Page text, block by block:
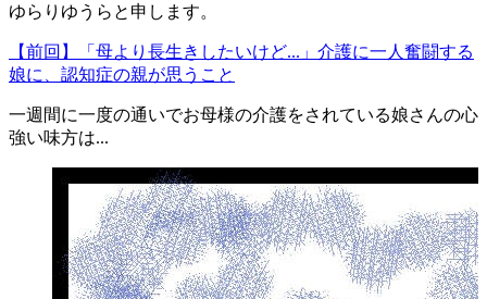
ゆらりゆうらと申します。
【前回】「母より長生きしたいけど...」介護に一人奮闘する
娘に、認知症の親が思うこと
一週間に一度の通いでお母様の介護をされている娘さんの心
強い味方は...